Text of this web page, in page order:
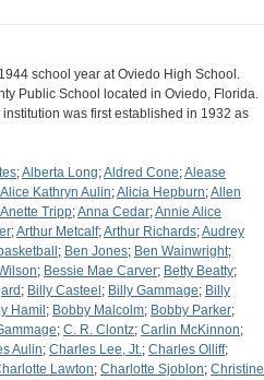
school year at Oviedo High School.
Public School located in Oviedo, Florida.
was first established in 1932 as
;Alberta Long;Aldred Cone;Alease
Alice Kathryn Aulin;Alicia Hepburn;Allen
Anette Tripp;Anna Cedar;Annie Alice
;Arthur Metcalf;Arthur Richards;Audrey
; Ben Jones; Ben Wainwright;
; Bessie Mae Carver; Betty Beatty;
; Billy Casteel ; Billy Gammage; Billy
Hamil ; Bobby Malcolm; Bobby Parker;
; C. R. Clontz; Carlin McKinnon;
Aulin; Charles Lee, Jt.; Charles Olliff;
Lawton; Charlotte Sjoblon; Christine